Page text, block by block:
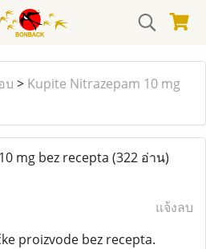
บ > Kupite Nitrazepam 10 mg
mg bez recepta (322 อ่าน)
แจ้งลบ
proizvode bez recepta.